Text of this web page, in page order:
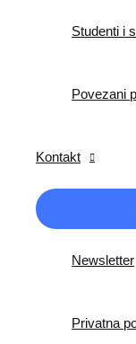
Studenti i
Povezani
Kontakt
Newsletter
Privatna